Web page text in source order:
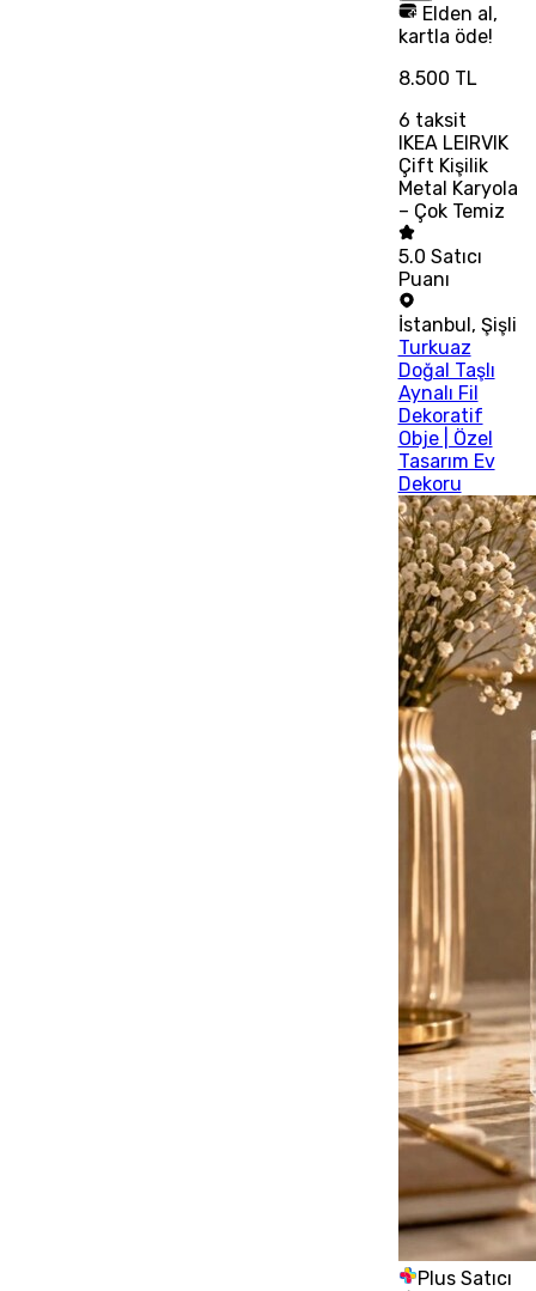
Elden al,
kartla öde!
8.500 TL
6 taksit
IKEA LEIRVIK
Çift Kişilik
Metal Karyola
– Çok Temiz
5.0 Satıcı
Puanı
İstanbul, Şişli
Turkuaz
Doğal Taşlı
Aynalı Fil
Dekoratif
Obje | Özel
Tasarım Ev
Dekoru
Plus Satıcı